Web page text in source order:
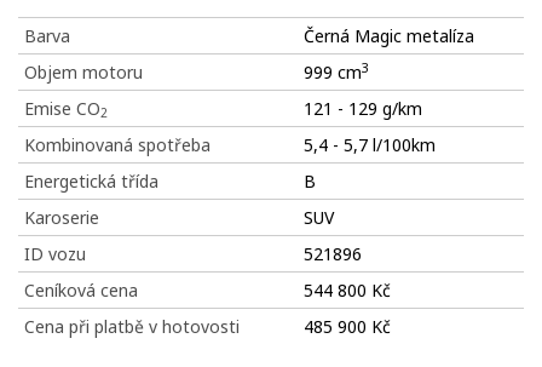
Barva
Černá Magic metalíza
Objem motoru
999 cm3
Emise CO2
121 - 129 g/km
Kombinovaná spotřeba
5,4 - 5,7 l/100km
Energetická třída
B
Karoserie
SUV
ID vozu
521896
Ceníková cena
544 800 Kč
Cena při platbě v hotovosti
485 900 Kč